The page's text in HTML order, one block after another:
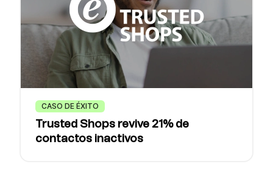
CASO DE ÉXITO
Trusted Shops revive 21% de
contactos inactivos